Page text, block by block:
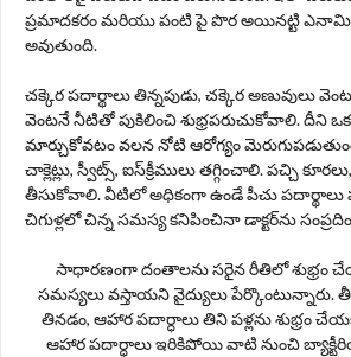
ప్రమాదకరం మరియు పంటి పై పొర అయినట్టి
అవుతుంది.
చక్కెర పదార్థాలు తిన్నపుడు, చక్కెర అణువులు
వెంటనే నీటితో పుకిలించి శుభ్రపరుచుకోవాలి. దీని
మార్చుకోవటం వలన నోటి ఆరోగ్యం
చాక్లెట్లు, స్వీట్స్‌, ఐస్‌క్రీములు తగ్గించాలి. పచ్చి
తీసుకోవాలి. వీటిలో అధికంగా ఉండే పీచు పదార్థాలు
చిగుళ్లలో చిన్న సమస్య కనిపించినా డాక్టర్‌ను
సాధారణంగా దంతాలను సరైన రీతిలో శుభ్రం
సమస్యలు వస్తాయని వైద్యులు పేర్కొంటున్నారు.
తినడం, ఆహార పదార్ధాలు తిని పళ్లను శుభ్రం
ఆహార పదార్ధాలు ఇరికిపోయి వాటి నుంచి